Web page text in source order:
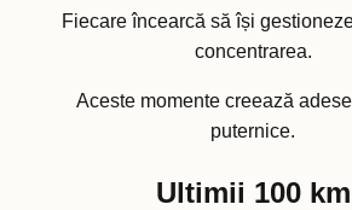
Fiecare încearcă să își
concentrarea.
Aceste momente creează
puternice.
Ultimii 100 km